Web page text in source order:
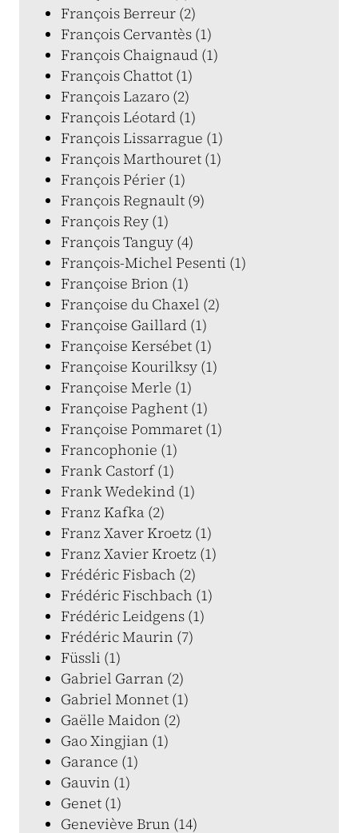
François Berreur (2)
François Cervantès (1)
François Chaignaud (1)
François Chattot (1)
François Lazaro (2)
François Léotard (1)
François Lissarrague (1)
François Marthouret (1)
François Périer (1)
François Regnault (9)
François Rey (1)
François Tanguy (4)
François-Michel Pesenti (1)
Françoise Brion (1)
Françoise du Chaxel (2)
Françoise Gaillard (1)
Françoise Kersébet (1)
Françoise Kourilksy (1)
Françoise Merle (1)
Françoise Paghent (1)
Françoise Pommaret (1)
Francophonie (1)
Frank Castorf (1)
Frank Wedekind (1)
Franz Kafka (2)
Franz Xaver Kroetz (1)
Franz Xavier Kroetz (1)
Frédéric Fisbach (2)
Frédéric Fischbach (1)
Frédéric Leidgens (1)
Frédéric Maurin (7)
Füssli (1)
Gabriel Garran (2)
Gabriel Monnet (1)
Gaëlle Maidon (2)
Gao Xingjian (1)
Garance (1)
Gauvin (1)
Genet (1)
Geneviève Brun (14)